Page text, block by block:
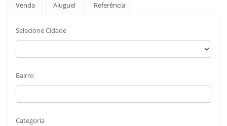
Venda Aluguel Referência
Selecione Cidade
Bairro
Categoria